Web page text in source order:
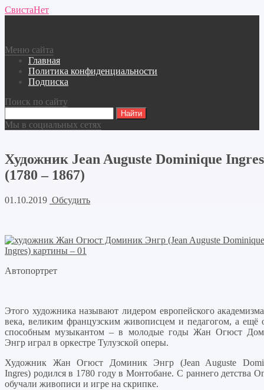
СвистаНет
Меню сайта
Главная
Политика конфиденциальности
Подписка
Поиск по сайту
Мы в социальных сетях
Художник Jean Auguste Dominique Ingres
(1780 – 1867)
01.10.2019 Обсудить
Автопортрет
Этого художника называют лидером европейского
века, великим французским живописцем и педагогом, а ещё
способным музыкантом – в молодые годы Жан Огюст
Энгр играл в оркестре Тулузской оперы.
Художник Жан Огюст Доминик Энгр (Jean Auguste
Ingres) родился в 1780 году в Монтобане. С раннего детства
обучали живописи и игре на скрипке.